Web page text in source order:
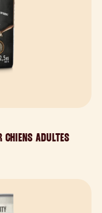
CHIENS ADULTES